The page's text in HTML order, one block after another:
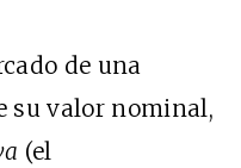
de una
su valor nominal,
(el